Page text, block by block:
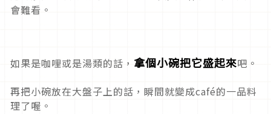
會難看。
如果是咖哩或是湯類的話， 拿個小碗把它盛起來吧。
再把小碗放在大盤子上的話，瞬間就變成café的一品料
理了喔。